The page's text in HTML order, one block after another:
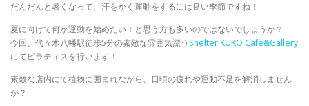
だんだんと暑くなって、汗をかく運動をするには良い季節ですね！
夏に向けて何か運動を始めたい！と思う方も多いのではないでしょうか？
今回、代々木八幡駅徒歩5分の素敵な雰囲気漂う Shelter KUKO Cafe&Gallery
にてピラティスを行います！
素敵な店内にて植物に囲まれながら、日頃の疲れや運動不足を解消しません
か？